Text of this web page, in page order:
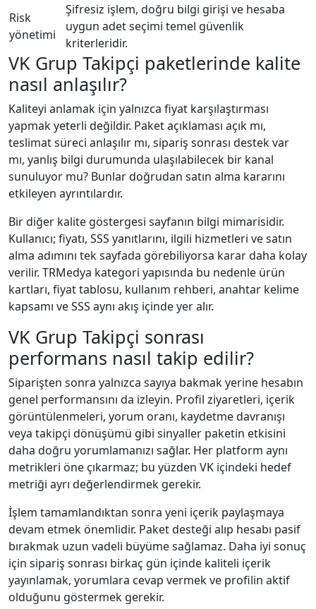
Risk
yönetimi
Şifresiz işlem, doğru bilgi girişi ve hesaba
uygun adet seçimi temel güvenlik
kriterleridir.
VK Grup Takipçi paketlerinde kalite
nasıl anlaşılır?
Kaliteyi anlamak için yalnızca fiyat karşılaştırması
yapmak yeterli değildir. Paket açıklaması açık mı,
teslimat süreci anlaşılır mı, sipariş sonrası destek var
mı, yanlış bilgi durumunda ulaşılabilecek bir kanal
sunuluyor mu? Bunlar doğrudan satın alma kararını
etkileyen ayrıntılardır.
Bir diğer kalite göstergesi sayfanın bilgi mimarisidir.
Kullanıcı; fiyatı, SSS yanıtlarını, ilgili hizmetleri ve satın
alma adımını tek sayfada görebiliyorsa karar daha kolay
verilir. TRMedya kategori yapısında bu nedenle ürün
kartları, fiyat tablosu, kullanım rehberi, anahtar kelime
kapsamı ve SSS aynı akış içinde yer alır.
VK Grup Takipçi sonrası
performans nasıl takip edilir?
Siparişten sonra yalnızca sayıya bakmak yerine hesabın
genel performansını da izleyin. Profil ziyaretleri, içerik
görüntülenmeleri, yorum oranı, kaydetme davranışı
veya takipçi dönüşümü gibi sinyaller paketin etkisini
daha doğru yorumlamanızı sağlar. Her platform aynı
metrikleri öne çıkarmaz; bu yüzden VK içindeki hedef
metriği ayrı değerlendirmek gerekir.
İşlem tamamlandıktan sonra yeni içerik paylaşmaya
devam etmek önemlidir. Paket desteği alıp hesabı pasif
bırakmak uzun vadeli büyüme sağlamaz. Daha iyi sonuç
için sipariş sonrası birkaç gün içinde kaliteli içerik
yayınlamak, yorumlara cevap vermek ve profilin aktif
olduğunu göstermek gerekir.